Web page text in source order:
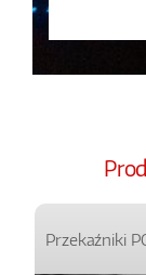
Przekaźniki